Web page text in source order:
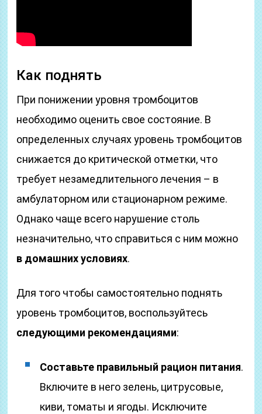
Как поднять
При понижении уровня тромбоцитов
необходимо оценить свое состояние. В
определенных случаях уровень тромбоцитов
снижается до критической отметки, что
требует незамедлительного лечения – в
амбулаторном или стационарном режиме.
Однако чаще всего нарушение столь
незначительно, что справиться с ним можно
в домашних условиях.
Для того чтобы самостоятельно поднять
уровень тромбоцитов, воспользуйтесь
следующими рекомендациями:
Составьте правильный рацион питания.
Включите в него зелень, цитрусовые,
киви, томаты и ягоды. Исключите